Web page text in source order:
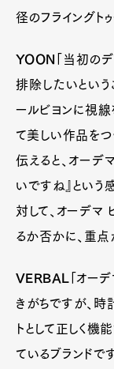
径のフライングト
YOON
「当初の
排除したいという
ールビヨンに視
て美しい作品をつ
伝えると、オーデ
いですね』という
対して、オーデマ
るか否かに、重点
VERBAL
「オー
きがちですが、時
トとして正しく機
ているブランドで